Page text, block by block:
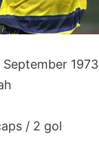
1973
/ 2 gol